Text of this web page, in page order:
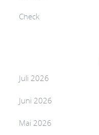
Check
Juli 2026
Juni 2026
Mai 2026